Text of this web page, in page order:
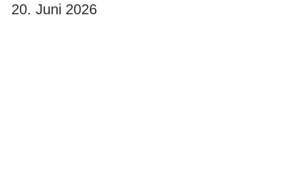
20. Juni 2026